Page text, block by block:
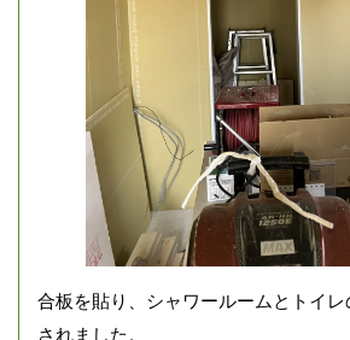
合板を貼り、シャワールームとトイ
されました。